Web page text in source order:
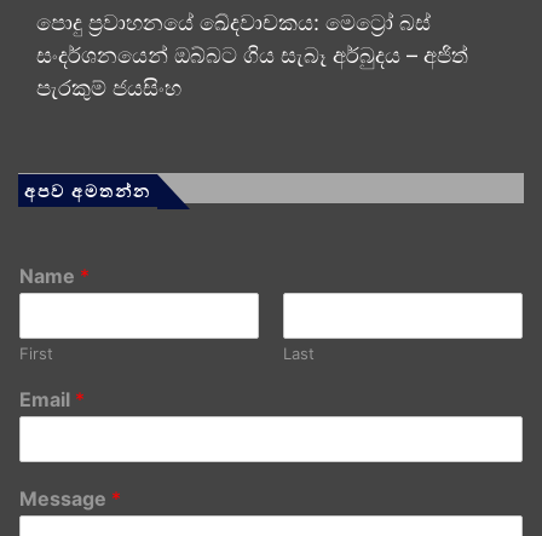
පොදු ප්‍රවාහනයේ ඛේදවාචකය: මෙට්‍රෝ බස්
සංදර්ශනයෙන් ඔබ්බට ගිය සැබෑ අර්බුදය – අජිත්
පැරකුම් ජයසිංහ
අපව අමතන්න
Name *
First Last
Email *
Message *